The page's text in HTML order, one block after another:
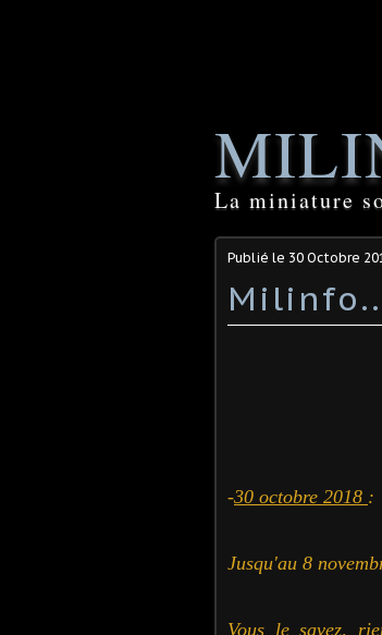
La miniature
Publié le 30 Octobre
-30 octobre 2018 :
Jusqu'au 8
Vous le savez,